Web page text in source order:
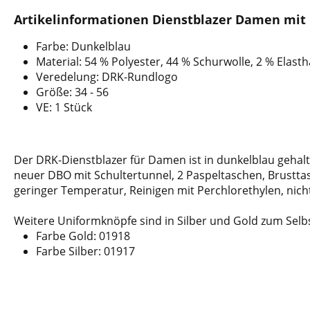
Artikelinformationen Dienstblazer Damen mit
Farbe: Dunkelblau
Material: 54 % Polyester, 44 % Schurwolle, 2 %
Veredelung: DRK-Rundlogo
Größe: 34 - 56
VE: 1 Stück
Der DRK-Dienstblazer für Damen ist in dunkelblau
neuer DBO mit Schultertunnel, 2 Paspeltaschen,
geringer Temperatur, Reinigen mit Perchlorethylen,
Weitere Uniformknöpfe sind in Silber und Gold zum
Farbe Gold: 01918
Farbe Silber: 01917